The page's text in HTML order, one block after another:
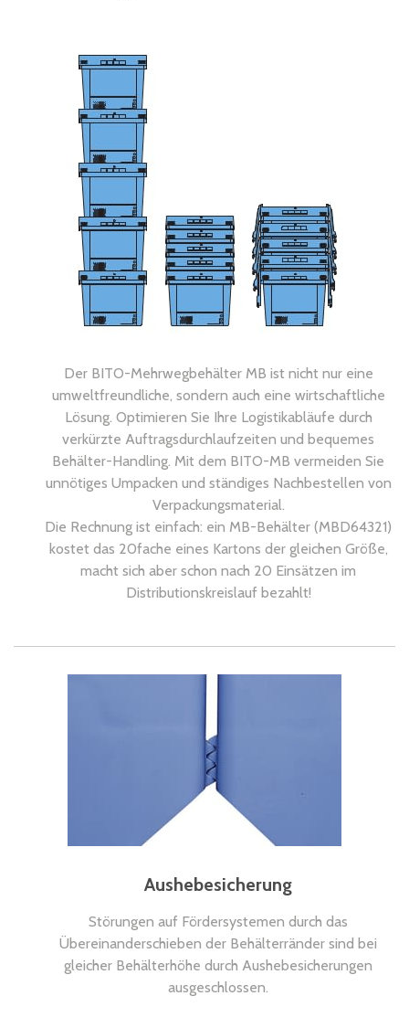
Der BITO-Mehrwegbehälter MB ist nicht nur eine
umweltfreundliche, sondern auch eine wirtschaftliche
Lösung. Optimieren Sie Ihre Logistikabläufe durch
verkürzte Auftragsdurchlaufzeiten und bequemes
Behälter-Handling. Mit dem BITO-MB vermeiden Sie
unnötiges Umpacken und ständiges Nachbestellen von
Verpackungsmaterial.
Die Rechnung ist einfach: ein MB-Behälter (MBD64321)
kostet das 20fache eines Kartons der gleichen Größe,
macht sich aber schon nach 20 Einsätzen im
Distributionskreislauf bezahlt!
Aushebesicherung
Störungen auf Fördersystemen durch das
Übereinanderschieben der Behälterränder sind bei
gleicher Behälterhöhe durch Aushebesicherungen
ausgeschlossen.